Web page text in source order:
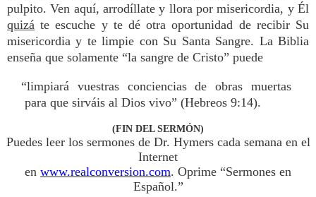
pulpito. Ven aquí, arrodíllate y llora por misericordia, y Él
quizá te escuche y te dé otra oportunidad de recibir Su
misericordia y te limpie con Su Santa Sangre. La Biblia
enseña que solamente “la sangre de Cristo” puede
“limpiará vuestras conciencias de obras muertas
para que sirváis al Dios vivo” (Hebreos 9:14).
(FIN DEL SERMÓN)
Puedes leer los sermones de Dr. Hymers cada semana en el
Internet
en www.realconversion.com. Oprime “Sermones en
Español.”